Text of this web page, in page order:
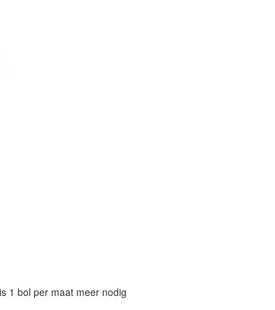
1 bol per maat meer nodig